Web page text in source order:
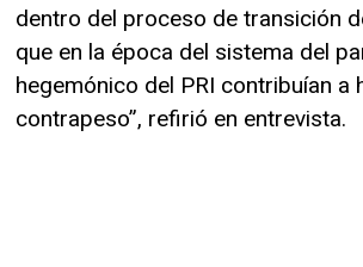
dentro del proceso de transición
que en la época del sistema del
hegemónico del PRI contribuían a
contrapeso”, refirió en entrevista.